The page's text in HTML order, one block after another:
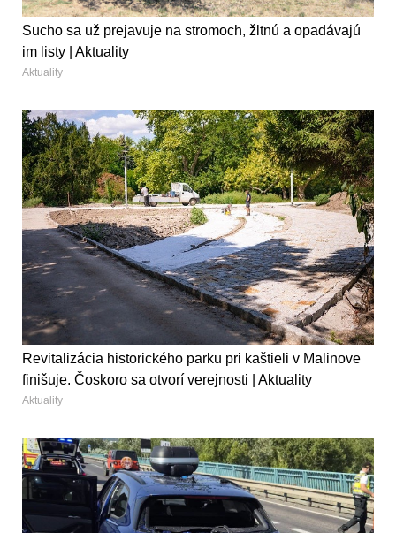
Sucho sa už prejavuje na stromoch, žltnú a opadávajú
im listy | Aktuality
Aktuality
Revitalizácia historického parku pri kaštieli v Malinove
finišuje. Čoskoro sa otvorí verejnosti | Aktuality
Aktuality